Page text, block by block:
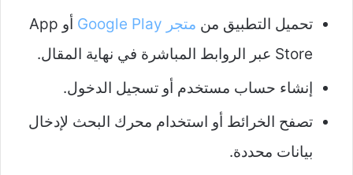
تحميل التطبيق من متجر Google Play
أو App
Store عبر الروابط المباشرة في نهاية المقال.
إنشاء حساب مستخدم أو تسجيل الدخول.
تصفح الخرائط أو استخدام محرك البحث لإدخال
بيانات محددة.